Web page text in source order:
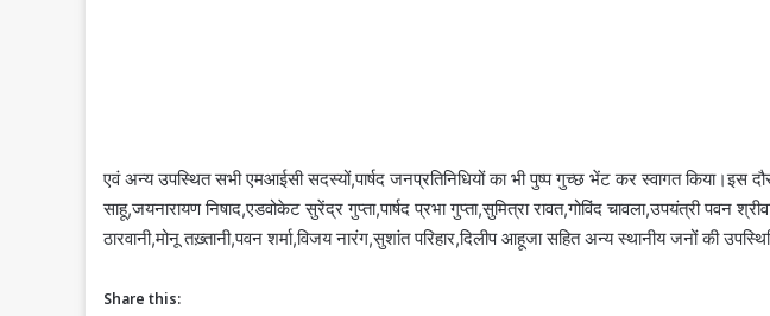
एवं अन्य उपस्थित सभी एमआईसी सदस्यों,पार्षद जनप्रतिनिधियों का भी पुष्प गुच्छ भेंट कर स्वागत किया।इस
साहू,जयनारायण निषाद,एडवोकेट सुरेंद्र गुप्ता,पार्षद प्रभा गुप्ता,सुमित्रा रावत,गोविंद चावला,उपयंत्री पवन
ठारवानी,मोनू तख़्तानी,पवन शर्मा,विजय नारंग,सुशांत परिहार,दिलीप आहूजा सहित अन्य स्थानीय जनों की
Share this: